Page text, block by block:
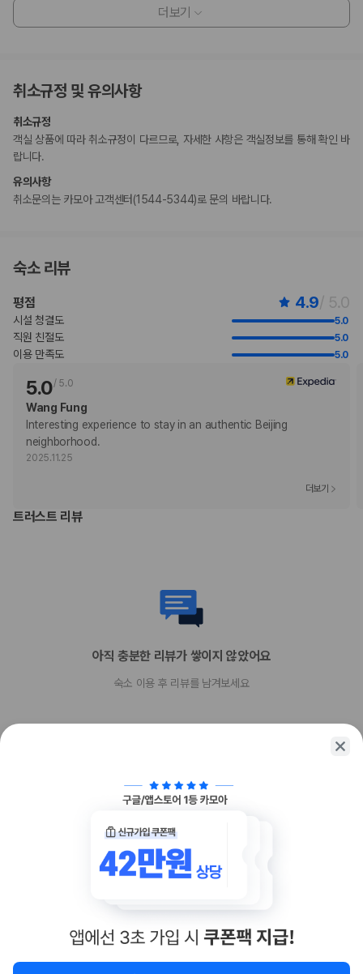
이 숙박 시설은 안전을 위해 소화기 등을 갖추고 있습니다.
이 숙박 시설에는 어린이에게 적합하지 않을 수 있는 발코니, 파티오, 테라
확인 메일에 나와 있는 연락처 정보로 도착 전에 호텔에 연락하여 예약하실
부가 정보
추가 안내사항
엘리베이터 없음
위 목록에 명시되지 않은 다른 항목이 있을 수 있습니다. 요금 및 보증금은 세전
현장 결제 유형 및 수단
Visa
Diners Club
직불카드
Discover
현금
American Express
JCB International
Mastercard
UnionPay
반려동물 동반 가능(무료)
장애인 안내 동물 동반 가능
더보기
취소규정 및 유의사항
취소규정
객실 상품에 따라 취소규정이 다르므로, 자세한 사항은 객실정보를 통해 확인 바
랍니다.
유의사항
취소문의는 카모아 고객센터(1544-5344)로 문의 바랍니다.
숙소 리뷰
평점 4.9/ 5.0
시설 청결도 5.0
직원 친절도 5.0
이용 만족도 5.0
5.0/ 5.0
Wang Fung
Interesting experience to stay in an authentic Beijing
neighborhood.
2025.11.25
더보기
트러스트 리뷰
아직 충분한 리뷰가 쌓이지 않았어요
숙소 이용 후 리뷰를 남겨보세요
함께 가는 친구에게 정보를 공유해보세요
카카오톡 링크복사